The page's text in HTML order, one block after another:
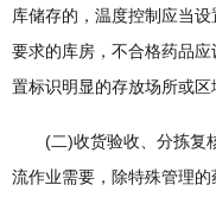
库储存的，温度控制应当
要求的库房，不合格药品
置标识明显的存放场所或区
(二)收货验收、分拣复核
流作业需要，除特殊管理